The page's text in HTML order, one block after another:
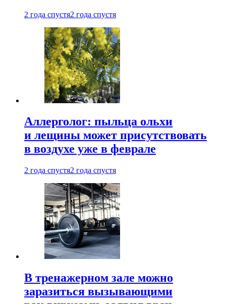
2 года спустя2 года спустя
Аллерголог: пыльца ольхи
и лещины может присутствовать
в воздухе уже в феврале
2 года спустя2 года спустя
В тренажерном зале можно
заразиться вызывающими